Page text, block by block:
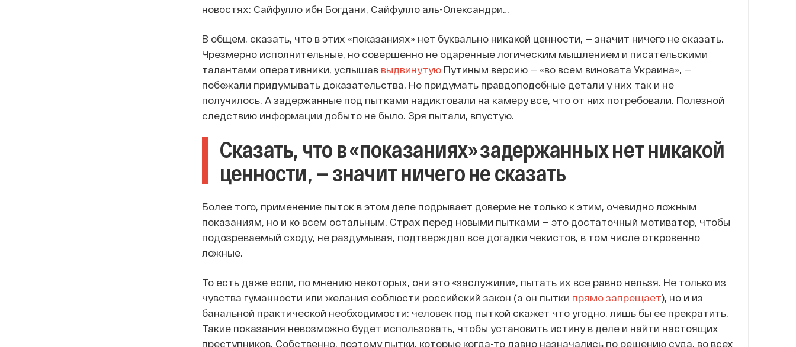
новостях: Сайфулло ибн Богдани, Сайфулло аль-Олександри…
В общем, сказать, что в этих «показаниях» нет буквально никакой ценности, — значит ничего не сказать.
Чрезмерно исполнительные, но совершенно не одаренные логическим мышлением и писательскими
талантами оперативники, услышав выдвинутуюПутиным версию — «во всем виновата Украина», —
побежали придумывать доказательства. Но придумать правдоподобные детали у них так и не
получилось. А задержанные под пытками надиктовали на камеру все, что от них потребовали. Полезной
следствию информации добыто не было. Зря пытали, впустую.
Сказать, что в «показаниях» задержанных нет никакой
ценности, — значит ничего не сказать
Более того, применение пыток в этом деле подрывает доверие не только к этим, очевидно ложным
показаниям, но и ко всем остальным. Страх перед новыми пытками — это достаточный мотиватор, чтобы
подозреваемый сходу, не раздумывая, подтверждал все догадки чекистов, в том числе откровенно
ложные.
То есть даже если, по мнению некоторых, они это «заслужили», пытать их все равно нельзя. Не только из
чувства гуманности или желания соблюсти российский закон (а он пытки прямо запрещает), но и из
банальной практической необходимости: человек под пыткой скажет что угодно, лишь бы ее прекратить.
Такие показания невозможно будет использовать, чтобы установить истину в деле и найти настоящих
преступников. Собственно, поэтому пытки, которые когда-то давно назначались по решению суда, во всех